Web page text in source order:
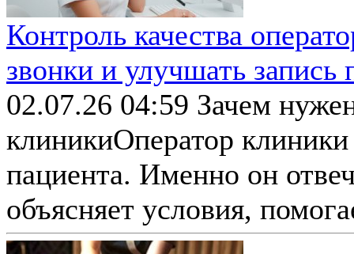
Контроль качества
звонки и улучшать запись
02.07.26 04:59 Зачем
клиникиОператор клиники
пациента. Именно он
объясняет условия,